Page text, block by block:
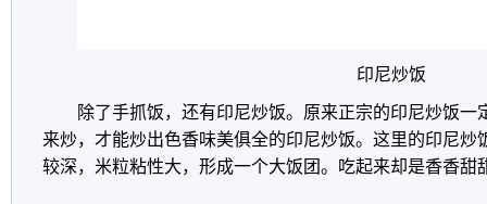
印尼炒饭
除了手抓饭，还有印尼炒饭。原来正宗的印尼炒饭一
来炒，才能炒出色香味美俱全的印尼炒饭。这里的印尼炒
较深，米粒粘性大，形成一个大饭团。吃起来却是香香甜